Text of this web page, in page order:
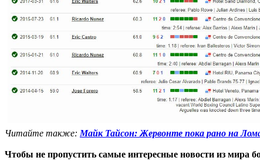
Читайте также: Майк Тайсон: Жервонте пока рано на
Чтобы не пропустить самые интересные новости из мира